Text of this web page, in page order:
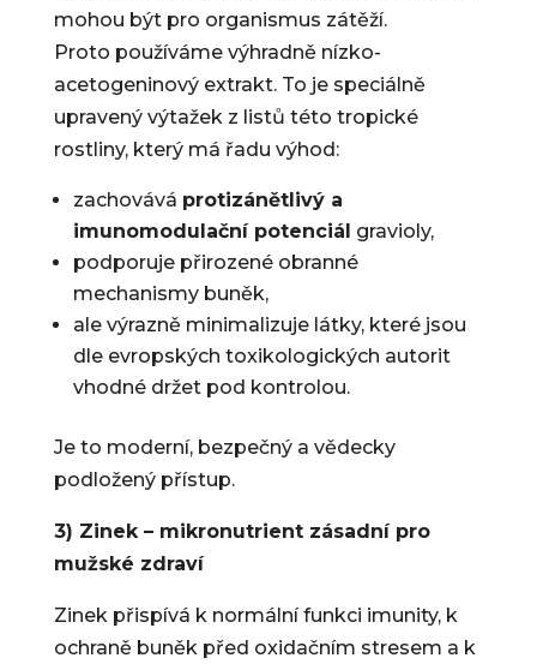
mohou být pro organismus zátěží.
Proto používáme výhradně nízko-
acetogeninový extrakt. To je speciálně
upravený výtažek z listů této tropické
rostliny, který má řadu výhod:
zachovává protizánětlivý a
imunomodulační potenciál gravioly,
podporuje přirozené obranné
mechanismy buněk,
ale výrazně minimalizuje látky, které jsou
dle evropských toxikologických autorit
vhodné držet pod kontrolou.
Je to moderní, bezpečný a vědecky
podložený přístup.
3) Zinek – mikronutrient zásadní pro
mužské zdraví
Zinek přispívá k normální funkci imunity, k
ochraně buněk před oxidačním stresem a k